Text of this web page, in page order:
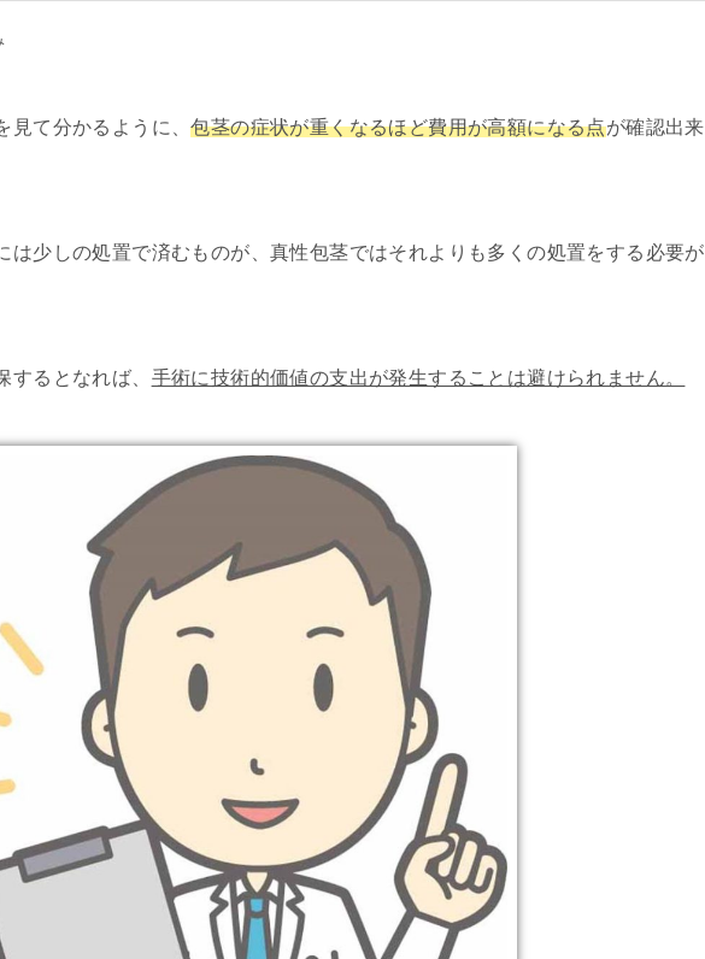
見て分かるように、包茎の症状が重くなるほど費用が高額になる点が確認出来
は少しの処置で済むものが、真性包茎ではそれよりも多くの処置をする必要が
するとなれば、 手術に技術的価値の支出が発生することは避けられません。